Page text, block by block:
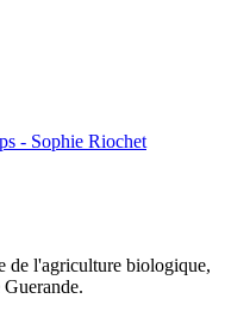
- Sophie Riochet
de l'agriculture biologique,